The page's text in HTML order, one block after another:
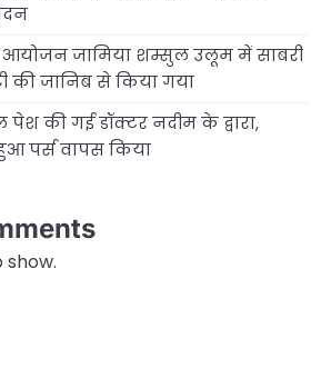
जामिया शम्सुल उलूम में साबरी
की जानिब से किया गया
की गई डॉक्टर नदीम के द्वारा,
पर्स वापस किया